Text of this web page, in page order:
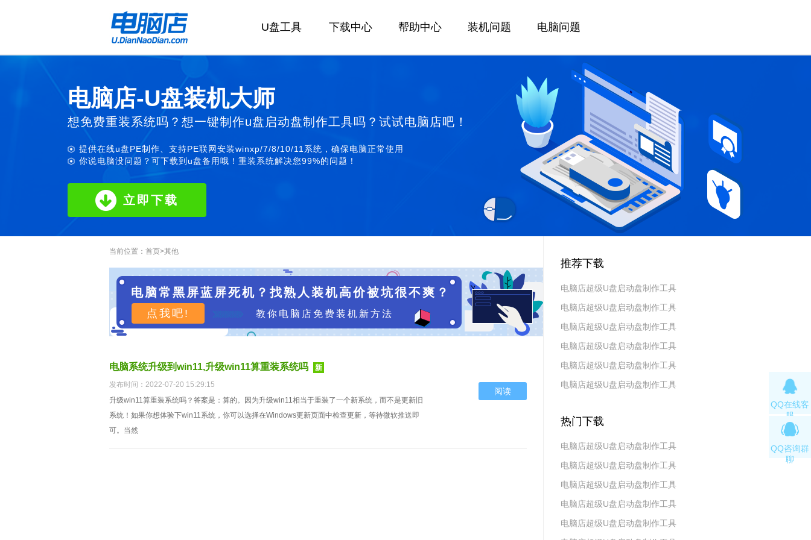
U盘工具 下载中心 帮助中心 装机问题 电脑问题
电脑店-U盘装机大师
想免费重装系统吗？想一键制作u盘启动盘制作工具吗？试试电脑店吧！
提供在线u盘PE制作、支持PE联网安装winxp/7/8/10/11系统，确保电脑正常使用
你说电脑没问题？可下载到u盘备用哦！重装系统解决您99%的问题！
立即下载
当前位置： 首页>其他
电脑常黑屏蓝屏死机？找熟人装机高价被坑很不爽？
点我吧! 教你电脑店免费装机新方法
电脑系统升级到win11,升级win11算重装系统吗
新
发布时间：2022-07-20 15:29:15
升级win11算重装系统吗？答案是：算的。因为升级win11相当于重装了一个新系统，而不是更新旧
系统！如果你想体验下win11系统，你可以选择在Windows更新页面中检查更新，等待微软推送即
可。当然
阅读
推荐下载
电脑店超级U盘启动盘制作工具
v7.5_2606
电脑店超级U盘启动盘制作工具
v7.5_2604
电脑店超级U盘启动盘制作工具
v7.5_2602
电脑店超级U盘启动盘制作工具
v7.5_2511
电脑店超级U盘启动盘制作工具
v7.5_2509
电脑店超级U盘启动盘制作工具
热门下载
电脑店超级U盘启动盘制作工具
v7.5_2606
电脑店超级U盘启动盘制作工具
v7.5_2604
电脑店超级U盘启动盘制作工具
v7.5_2602
电脑店超级U盘启动盘制作工具
v7.5 2019(天蓬元帅版)
电脑店超级U盘启动盘制作工具
QQ在线客
服
QQ咨询群
聊